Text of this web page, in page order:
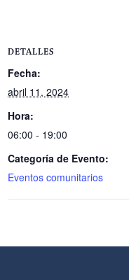
DETALLES
Fecha:
abril 11, 2024
Hora:
06:00 - 19:00
Categoría de Evento:
Eventos comunitarios